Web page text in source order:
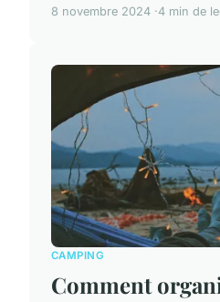
8 novembre 2024 4 min de
CAMPING
Comment